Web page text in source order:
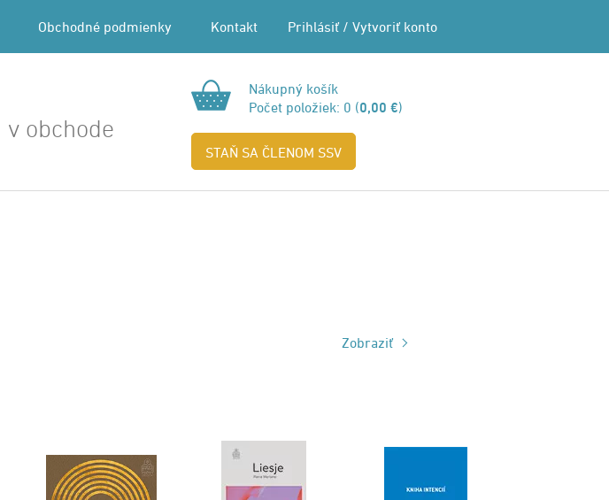
Obchodné podmienky Kontakt Prihlásiť / Vytvoriť konto
Nákupný košík
Počet položiek: 0 (0,00 €)
STAŇ SA ČLENOM SSV
Zobraziť